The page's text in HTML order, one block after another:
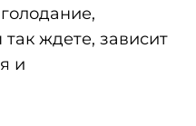
так ждете, зависит
и